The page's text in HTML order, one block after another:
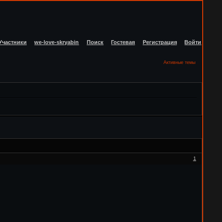
we-love-skryabin Поиск Гостевая Регистрация Войти
Активные темы
1